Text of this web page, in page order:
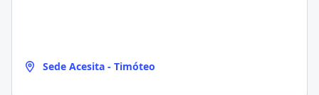
Sede Acesita - Timóteo